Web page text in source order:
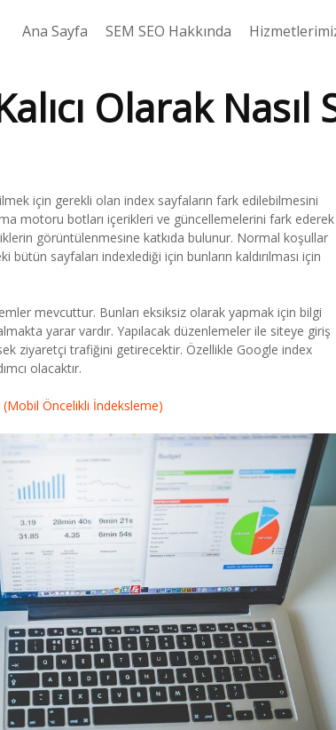
Ana Sayfa SEM SEO Hakkında
Olarak Nasıl
için gerekli olan index sayfaların fark edilebilmesini
motoru botları içerikleri ve güncellemelerini fark ederek
görüntülenmesine katkıda bulunur. Normal koşullar
sayfaları indexlediği için bunların kaldırılması için
mevcuttur. Bunları eksiksiz olarak yapmak için bilgi
yarar vardır. Yapılacak düzenlemeler ile siteye giriş
ziyaretçi trafiğini getirecektir. Özellikle Google index
olacaktır.
Öncelikli İndeksleme)